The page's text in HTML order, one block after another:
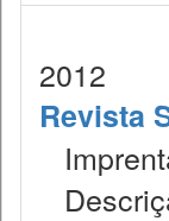
2012
Revista